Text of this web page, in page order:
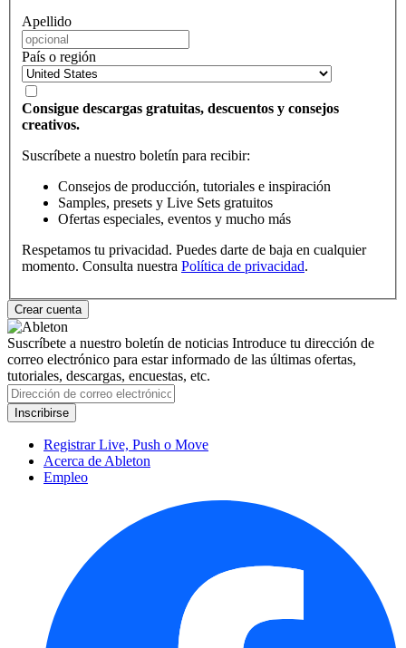
Apellido
País o región
Consigue descargas gratuitas, descuentos y consejos
creativos.
Suscríbete a nuestro boletín para recibir:
Consejos de producción, tutoriales e inspiración
Samples, presets y Live Sets gratuitos
Ofertas especiales, eventos y mucho más
Respetamos tu privacidad. Puedes darte de baja en cualquier
momento. Consulta nuestra Política de privacidad.
Suscríbete a nuestro boletín de noticias Introduce tu dirección de
correo electrónico para estar informado de las últimas ofertas,
tutoriales, descargas, encuestas, etc.
Registrar Live, Push o Move
Acerca de Ableton
Empleo